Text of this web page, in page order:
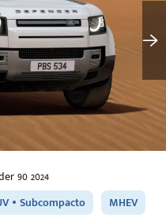
90 2024
Subcompacto MHEV